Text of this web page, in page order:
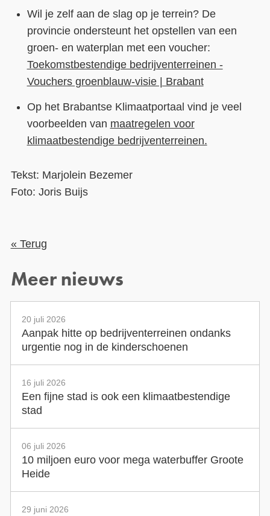
Wil je zelf aan de slag op je terrein? De
provincie ondersteunt het opstellen van een
groen- en waterplan met een voucher:
Toekomstbestendige bedrijventerreinen -
Vouchers groenblauw-visie | Brabant
Op het Brabantse Klimaatportaal vind je veel
voorbeelden van maatregelen voor
klimaatbestendige bedrijventerreinen.
Tekst: Marjolein Bezemer
Foto: Joris Buijs
« Terug
Meer nieuws
20 juli 2026
Aanpak hitte op bedrijventerreinen ondanks
urgentie nog in de kinderschoenen
16 juli 2026
Een fijne stad is ook een klimaatbestendige
stad
06 juli 2026
10 miljoen euro voor mega waterbuffer Groote
Heide
29 juni 2026